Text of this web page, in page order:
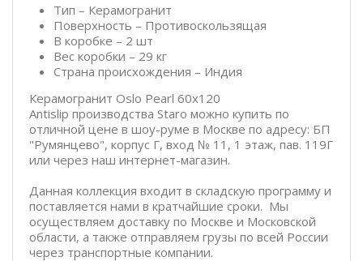
Тип – Керамогранит
Поверхность – Противоскользящая
В коробке – 2 шт
Вес коробки – 29 кг
Страна происхождения – Индия
Керамогранит Oslo Pearl 60x120
Antislip производства Staro можно купить по
отличной цене в шоу-руме в Москве по адресу: БП
"Румянцево", корпус Г, вход № 11, 1 этаж, пав. 119Г
или через наш интернет-магазин.
Данная коллекция входит в складскую программу и
поставляется нами в кратчайшие сроки. Мы
осуществляем доставку по Москве и Московской
области, а также отправляем грузы по всей России
через транспортные компании.